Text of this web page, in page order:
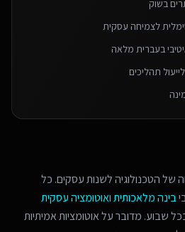
לצמיחה עסקית
בעברית מלאה
של הטכנולוגיה לשנות עסקים. כל
בינה מלאכותיתואוטומציה עסקית
שבוע. מדובר על אוטומציות אמיתיות